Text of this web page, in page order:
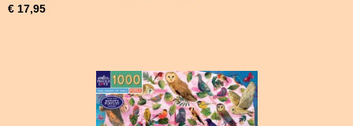
€ 17,95